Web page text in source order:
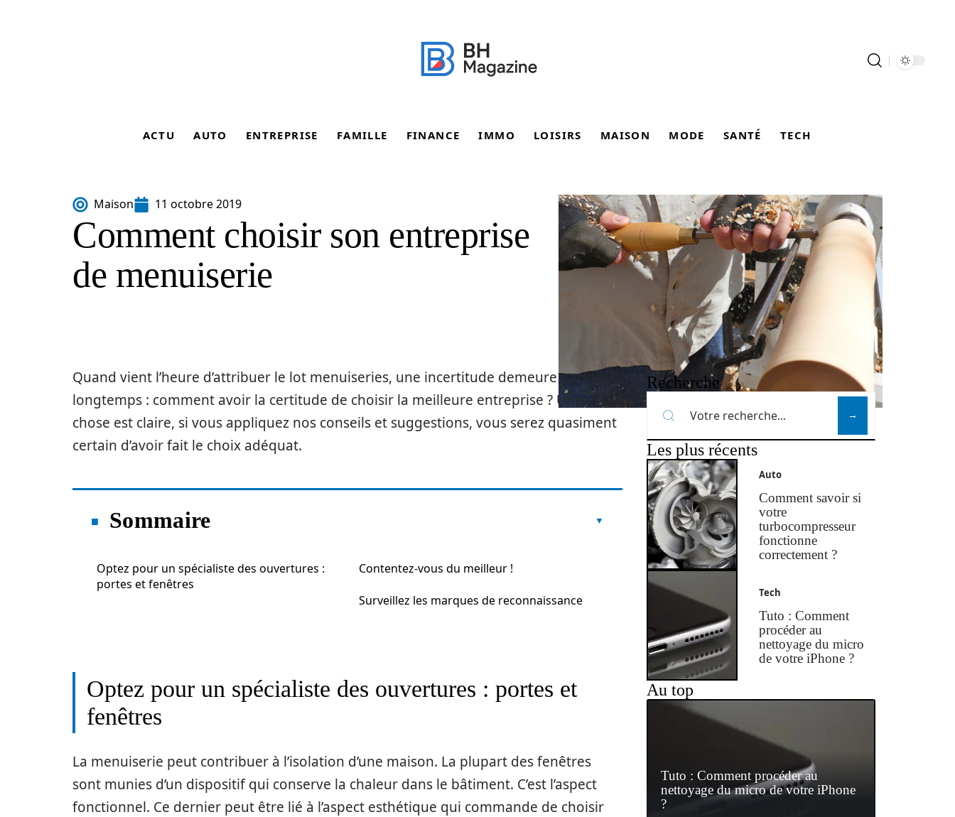
ACTU AUTO ENTREPRISE FAMILLE FINANCE IMMO LOISIRS MAISON MODE SANTÉ TECH
Maison 11 octobre 2019
Comment choisir son entreprise
de menuiserie
Quand vient l’heure d’attribuer le lot menuiseries, une incertitude demeure parfois
longtemps : comment avoir la certitude de choisir la meilleure entreprise ? Une
chose est claire, si vous appliquez nos conseils et suggestions, vous serez quasiment
certain d’avoir fait le choix adéquat.
Sommaire
Optez pour un spécialiste des ouvertures :
portes et fenêtres
Contentez-vous du meilleur !
Surveillez les marques de reconnaissance
Optez pour un spécialiste des ouvertures : portes et
fenêtres
La menuiserie peut contribuer à l’isolation d’une maison. La plupart des fenêtres
sont munies d’un dispositif qui conserve la chaleur dans le bâtiment. C’est l’aspect
fonctionnel. Ce dernier peut être lié à l’aspect esthétique qui commande de choisir
Recherche
Les plus récents
Auto
Comment savoir si
votre
turbocompresseur
fonctionne
correctement ?
Tech
Tuto : Comment
procéder au
nettoyage du micro
de votre iPhone ?
Au top
Tuto : Comment procéder au
nettoyage du micro de votre iPhone
?